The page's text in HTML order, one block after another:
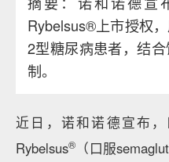
Rybelsus®上市授权
2型糖尿病患者，结
制。
近日，诺和诺德宣布
Rybelsus®
（口服